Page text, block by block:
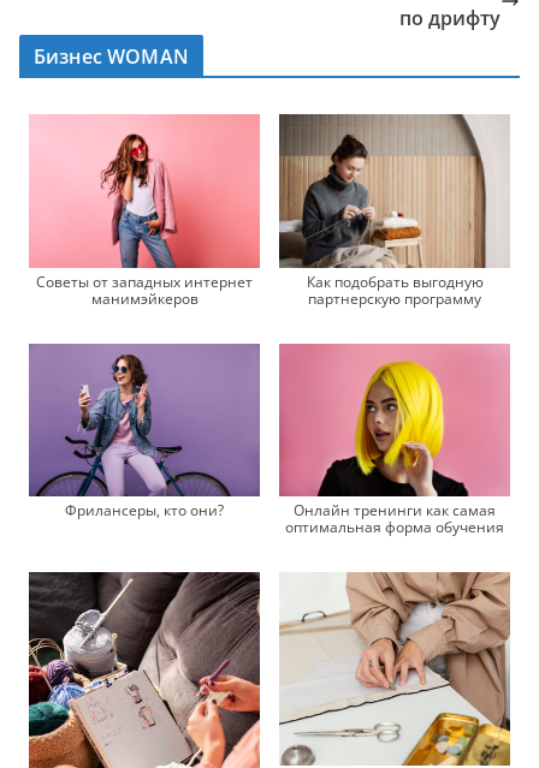
по дрифту
Бизнес WOMAN
Советы от западных интернет
манимэйкеров
Как подобрать выгодную
партнерскую программу
Фрилансеры, кто они?
Онлайн тренинги как самая
оптимальная форма обучения